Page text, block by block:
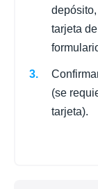
tarjeta
(se
tarjeta).